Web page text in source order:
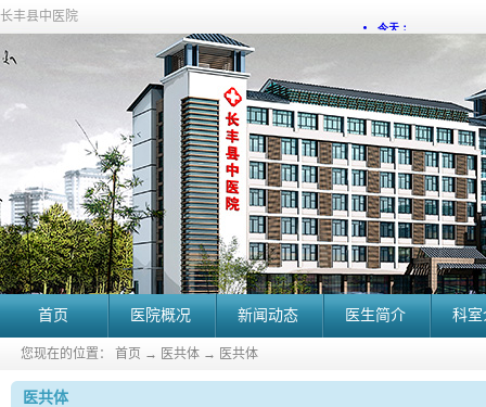
长丰县中医院
首页 医院概况 新闻动态 医生简介 科
您现在的位置： 首页 → 医共体 → 医共体
医共体